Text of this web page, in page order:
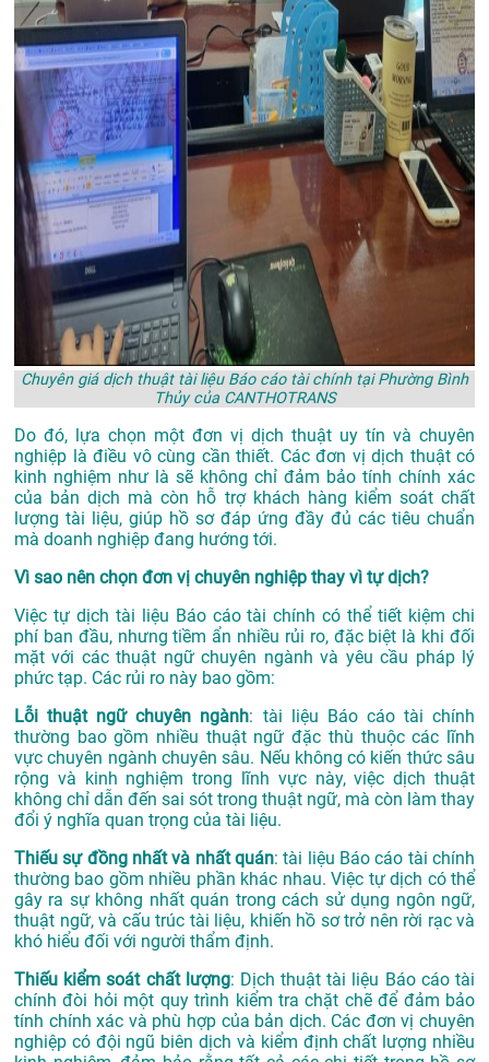
Chuyên giá dịch thuật tài liệu Báo cáo tài chính tại Phường Bình
Thủy của CANTHOTRANS
Do đó, lựa chọn một đơn vị dịch thuật uy tín và chuyên
nghiệp là điều vô cùng cần thiết. Các đơn vị dịch thuật có
kinh nghiệm như là sẽ không chỉ đảm bảo tính chính xác
của bản dịch mà còn hỗ trợ khách hàng kiểm soát chất
lượng tài liệu, giúp hồ sơ đáp ứng đầy đủ các tiêu chuẩn
mà doanh nghiệp đang hướng tới.
Vì sao nên chọn đơn vị chuyên nghiệp thay vì tự dịch?
Việc tự dịch tài liệu Báo cáo tài chính có thể tiết kiệm chi
phí ban đầu, nhưng tiềm ẩn nhiều rủi ro, đặc biệt là khi đối
mặt với các thuật ngữ chuyên ngành và yêu cầu pháp lý
phức tạp. Các rủi ro này bao gồm:
Lỗi thuật ngữ chuyên ngành: tài liệu Báo cáo tài chính
thường bao gồm nhiều thuật ngữ đặc thù thuộc các lĩnh
vực chuyên ngành chuyên sâu. Nếu không có kiến thức sâu
rộng và kinh nghiệm trong lĩnh vực này, việc dịch thuật
không chỉ dẫn đến sai sót trong thuật ngữ, mà còn làm thay
đổi ý nghĩa quan trọng của tài liệu.
Thiếu sự đồng nhất và nhất quán: tài liệu Báo cáo tài chính
thường bao gồm nhiều phần khác nhau. Việc tự dịch có thể
gây ra sự không nhất quán trong cách sử dụng ngôn ngữ,
thuật ngữ, và cấu trúc tài liệu, khiến hồ sơ trở nên rời rạc và
khó hiểu đối với người thẩm định.
Thiếu kiểm soát chất lượng: Dịch thuật tài liệu Báo cáo tài
chính đòi hỏi một quy trình kiểm tra chặt chẽ để đảm bảo
tính chính xác và phù hợp của bản dịch. Các đơn vị chuyên
nghiệp có đội ngũ biên dịch và kiểm định chất lượng nhiều